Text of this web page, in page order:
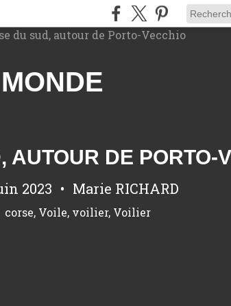
AUTOUR DE PORTO-
2023 Marie RICHARD
corse, Voile, voilier, Voilier